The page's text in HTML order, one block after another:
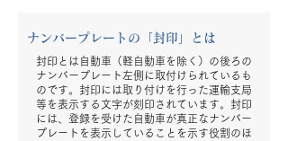
ナンバープレートの「封印」とは
封印とは自動車（軽自動車を除く）の後ろの
ナンバープレート左側に取付けられているも
のです。封印には取り付けを行った運輸支局
等を表示する文字が刻印されています。封印
には、登録を受けた自動車が真正なナンバー
プレートを表示していることを示す役割のほ